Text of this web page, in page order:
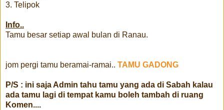
3. Telipok
Info..
Tamu besar setiap awal bulan di Ranau.
jom pergi tamu beramai-ramai.. TAMU GADONG
P/S : ini saja Admin tahu tamu yang ada di Sabah kalau
ada tamu lagi di tempat kamu boleh tambah di ruang
Komen....